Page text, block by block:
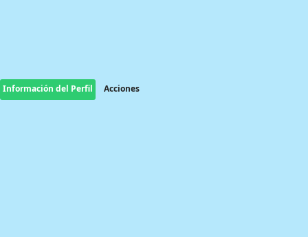
Información del Perfil Acciones